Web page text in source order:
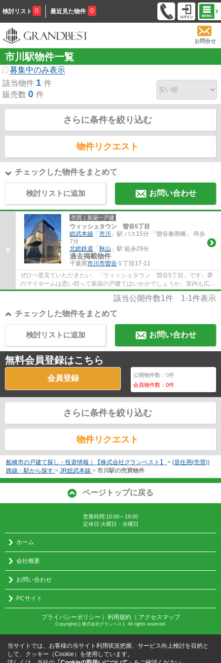
検討リスト 0 最近見た物件 0
お問合せ
市川駅物件一覧
募集中のみ表示
該当物件 1 件
販売数 0 件
さらに条件を絞り込む
物件リクエスト
チェックした物件をまとめて
検討リストに追加 お問い合わせ
売買｜新築一戸建
ウィッシュタウン 曽谷5丁目
総武本線 「 市川
」駅 バス15分 「曽谷春雨橋」 停歩
7分
北総鉄道 「 秋山 」駅 徒歩29分
過去掲載物件
千葉県市川市曽谷 ５丁目17-11
ぜひ一度見ていただきたい、「ウィッシュタウン 曽谷5丁目」です。夢
のマイホームは思い切って新築の戸建てはいかがでしょうか。室内も広々
とした、令和4年12月築の物件で、多くの方...
該当公開件数1件 1-1件表示
チェックした物件をまとめて
お問い合わせ
検討リストに追加
無料会員登録はこちら
会員登録 公開物件数：0件
会員物件数：0件
さらに条件を絞り込む
物件リクエスト
船橋市の戸建て探し・投資情報｜【株式会社グランベスト】 > (居住用(売買))
路線・駅から探す > JR総武本線 > 市川駅の売買物件
ページトップに戻る
営業時間:10:00～19:00
定休日:火曜日・水曜日
ホーム
会社概要
お問い合わせ
PCサイト
プライバシーポリシー ｜ 利用規約 ｜アクセスマップ
Copyright(c) 株式会社グランベスト All rights reserved.
当サイトでは、お客様の当サイト利用状況把握、サービス向上検討を目的と
して、クッキー（Cookie）を使用しています。